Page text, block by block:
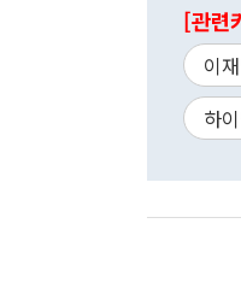
[관련
이
하